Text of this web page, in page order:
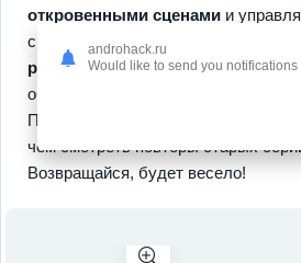
откровенными сценами и
своему усмотрению. Тебя ждёт
развитие— вся игра строится на
обновлениях, а играть можно как
Попробуй залипнуть на вечера,
чем смотреть повторы старых
Возвращайся, будет весело!
androhack.ru
Would like to send you notifications